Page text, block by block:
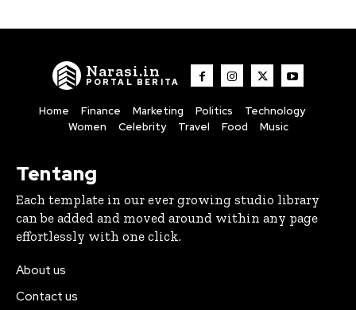
Narasi.in
PORTAL BERITA
Home Finance Marketing Politics
Technology
Women
Celebrity Travel Food Music
Tentang
Each template in our ever growing studio library
can be added and moved around within any page
effortlessly with one click.
About us
Contact us